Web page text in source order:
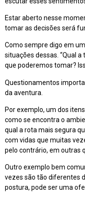
Estar aberto nesse
tomar as decisões será
Como sempre digo em
situações dessas. “Qual
que poderemos tomar?
Questionamentos
da aventura.
Por exemplo, um dos
como se encontra o
qual a rota mais segura
com vidas que muitas
pelo contrário, em outras
Outro exemplo bem
vezes são tão diferentes
postura, pode ser uma